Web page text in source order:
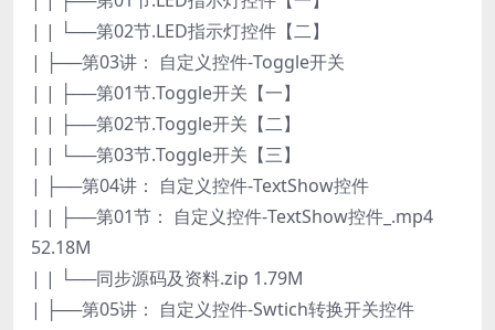
| | └──第02节.LED指示灯控件【二】
| ├──第03讲： 自定义控件-Toggle开关
| | ├──第01节.Toggle开关【一】
| | ├──第02节.Toggle开关【二】
| | └──第03节.Toggle开关【三】
| ├──第04讲： 自定义控件-TextShow控件
| | ├──第01节： 自定义控件-TextShow控件_.mp4
52.18M
| | └──同步源码及资料.zip 1.79M
| ├──第05讲： 自定义控件-Swtich转换开关控件